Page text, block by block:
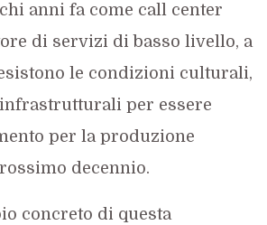
anni fa come call center
di servizi di basso livello, a
le condizioni culturali,
per essere
per la produzione
decennio.
concreto di questa